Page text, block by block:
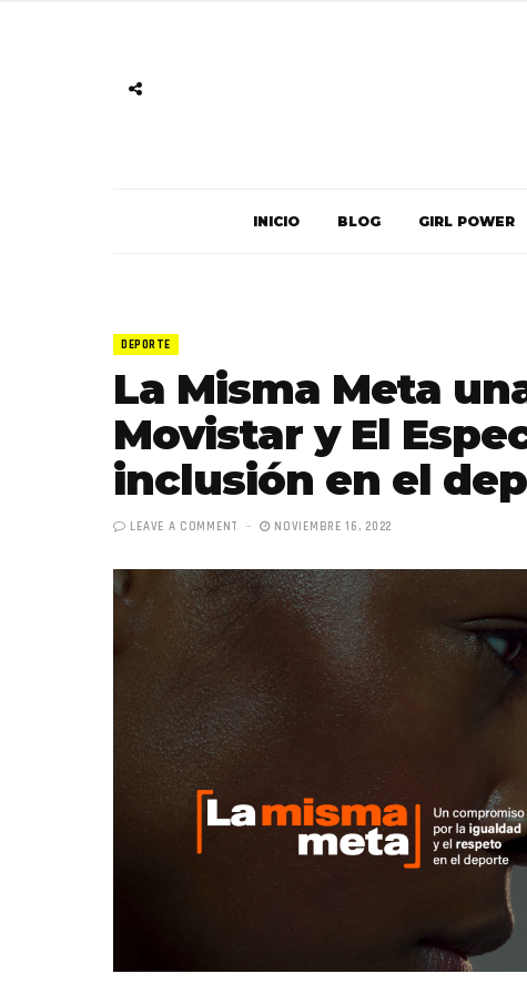
INICIO BLOG GIRL POWER
DEPORTE
La Misma Meta
Movistar y El
inclusión en el
LEAVE A COMMENT NOVIEMBRE 16, 2022
sencillo